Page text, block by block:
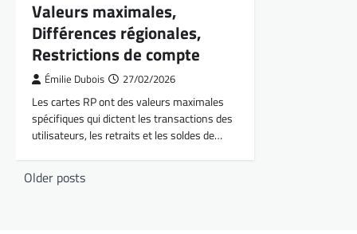
Valeurs maximales,
Différences régionales,
Restrictions de compte
Émilie Dubois 27/02/2026
Les cartes RP ont des valeurs maximales
spécifiques qui dictent les transactions des
utilisateurs, les retraits et les soldes de…
Posts
Older posts